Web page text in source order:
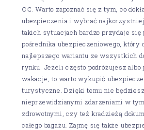
OC. Warto zapoznać się z tym, co
ubezpieczenia i wybrać
takich sytuacjach bardzo przydaje się
pośrednika ubezpieczeniowego, który
najlepszego wariantu ze wszystkich
rynku. Jeżeli często podróżujesz albo
wakacje, to warto wykupić
turystyczne. Dzięki temu nie
nieprzewidzianymi zdarzeniami w
zdrowotnymi, czy też kradzieżą
całego bagażu. Zajmę się także